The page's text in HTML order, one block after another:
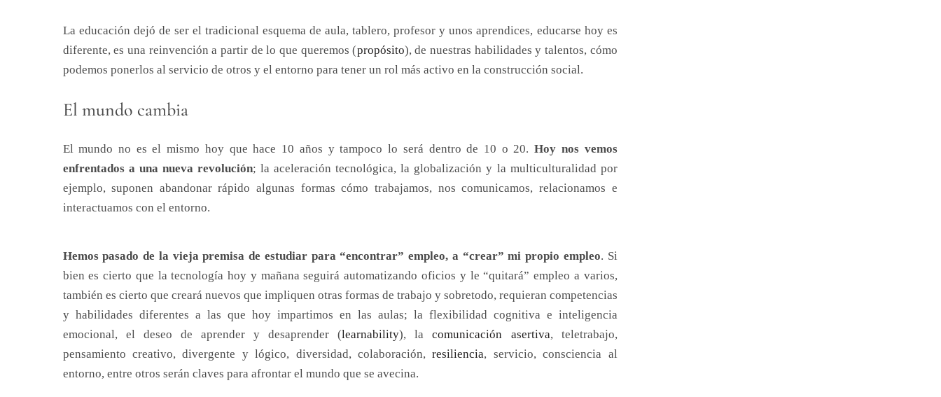
La educación dejó de ser el tradicional esquema de aula, tablero, profesor y unos aprendices, educarse hoy es
diferente, es una reinvención a partir de lo que queremos (propósito), de nuestras habilidades y talentos, cómo
podemos ponerlos al servicio de otros y el entorno para tener un rol más activo en la construcción social.
El mundo cambia
El mundo no es el mismo hoy que hace 10 años y tampoco lo será dentro de 10 o 20.Hoy nos vemos
enfrentados a una nueva revolución; la aceleración tecnológica, la globalización y la multiculturalidad por
ejemplo, suponen abandonar rápido algunas formas cómo trabajamos, nos comunicamos, relacionamos e
interactuamos con el entorno.
Hemos pasado de la vieja premisa de estudiar para “encontrar” empleo, a “crear” mi propio empleo. Si
bien es cierto que la tecnología hoy y mañana seguirá automatizando oficios y le “quitará” empleo a varios,
también es cierto que creará nuevos que impliquen otras formas de trabajo y sobretodo, requieran competencias
y habilidades diferentes a las que hoy impartimos en las aulas; la flexibilidad cognitiva e inteligencia
emocional, el deseo de aprender y desaprender (learnability), lacomunicación asertiva, teletrabajo,
pensamiento creativo, divergente y lógico, diversidad, colaboración,resiliencia, servicio, consciencia al
entorno, entre otros serán claves para afrontar el mundo que se avecina.